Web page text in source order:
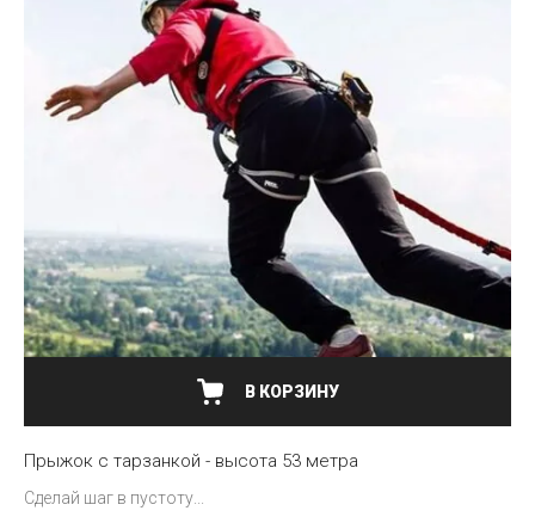
В КОРЗИНУ
Прыжок с тарзанкой - высота 53 метра
Сделай шаг в пустоту...